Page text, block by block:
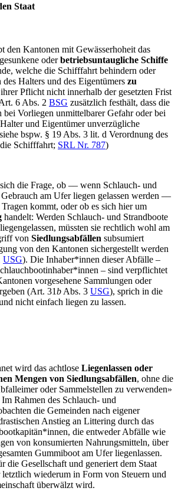
Staat
den Kantonen mit Gewässerhoheit das
oderbetriebsuntaugliche Schiffe
welche die Schifffahrt behindern oder
Halters und des Eigentümers zu
Pflicht nicht innerhalb der gesetzten Frist
6 Abs. 2 BSG zusätzlich festhält, dass die
bei Vorliegen unmittelbarer Gefahr oder bei
und Eigentümer unverzügliche
bspw. § 19 Abs. 3 lit. d Verordnung des
Schifffahrt; SRL Nr. 787)
die Frage, ob –– wenn Schlauch- und
am Ufer liegen gelassen werden ––
kommt, oder ob es sich hier um
handelt: Werden Schlauch- und Strandboote
müssten sie rechtlich wohl am
von Siedlungsabfällen subsumiert
von den Kantonen sichergestellt werden
USG). Die Inhaber*innen dieser Abfälle –
– sind verpflichtet
vorgesehene Sammlungen oder
(Art. 31b Abs. 3 USG), sprich in die
nicht einfach liegen zu lassen.
wird das achtlose Liegenlassen oder
Mengen von Siedlungsabfällen, ohne die
oder Sammelstellen zu verwenden»
Rahmen des Schlauch- und
die Gemeinden nach eigener
Anstieg an Littering durch das
die entweder Abfälle wie
von konsumierten Nahrungsmitteln, über
Gummiboot am Ufer liegenlassen.
die Gesellschaft und generiert dem Staat
wiederum in Form von Steuern und
überwälzt wird.